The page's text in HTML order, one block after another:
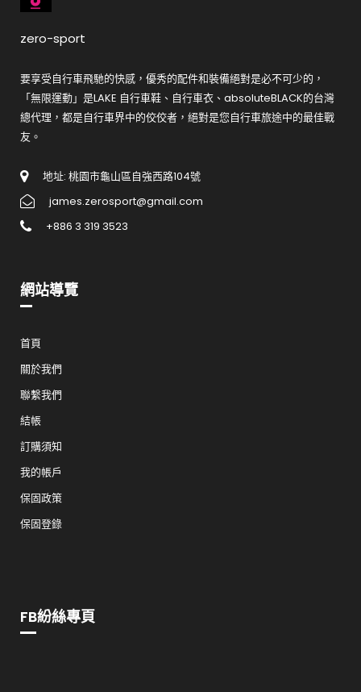
zero-sport
要享受自行車飛馳的快感，優秀的配件和裝備絕對是必不可少的，
「無限運動」是LAKE 自行車鞋、自行車衣、absoluteBLACK的台灣
總代理，都是自行車界中的佼佼者，絕對是您自行車旅途中的最佳戰
友。
地址: 桃園市龜山區自強西路104號
james.zerosport@gmail.com
+886 3 319 3523
網站導覽
首頁
關於我們
聯繫我們
結帳
訂購須知
我的帳戶
保固政策
保固登錄
FB紛絲專頁